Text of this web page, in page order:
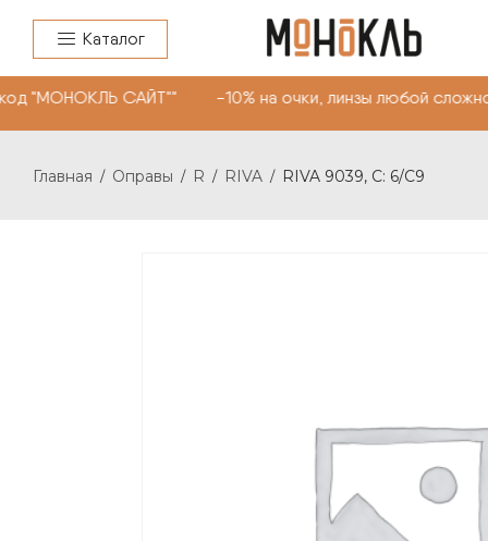
Каталог
САЙТ"" -10% на очки, линзы любой
Главная / Оправы / R / RIVA / RIVA 9039, С: 6/C9